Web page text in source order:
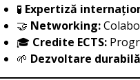
🧪 Expertiză
🤝 Networking:
🎓 Credite ECTS:
🌱 Dezvoltare